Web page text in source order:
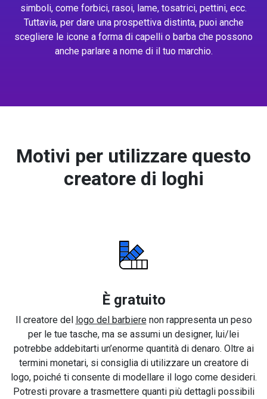
simboli, come forbici, rasoi, lame, tosatrici, pettini, ecc.
Tuttavia, per dare una prospettiva distinta, puoi anche
scegliere le icone a forma di capelli o barba che possono
anche parlare a nome di il tuo marchio.
Motivi per utilizzare questo
creatore di loghi
È gratuito
Il creatore del logo del barbierenon rappresenta un peso
per le tue tasche, ma se assumi un designer, lui/lei
potrebbe addebitarti un’enorme quantità di denaro. Oltre ai
termini monetari, si consiglia di utilizzare un creatore di
logo, poiché ti consente di modellare il logo come desideri.
Potresti provare a trasmettere quanti più dettagli possibili